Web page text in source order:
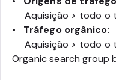
Aquisição > todo o
• Tráfego orgânico:
Aquisição > todo o
Organic search group